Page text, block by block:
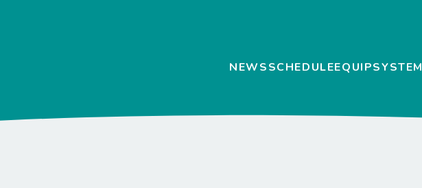
NEWSSCHEDULEEQUIPSYSTEM